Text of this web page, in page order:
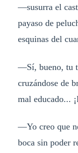
—susurra el
payaso de
esquinas del
—Sí, bueno, tu
cruzándose de
mal educado...
—Yo creo que
boca sin poder